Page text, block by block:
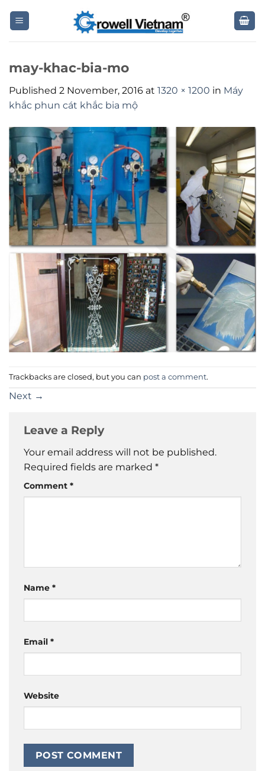
may-khac-bia-mo
Published 2 November, 2016 at 1320 × 1200 in Máy
khắc phun cát khắc bia mộ
Trackbacks are closed, but you can post a comment.
Next →
Leave a Reply
Your email address will not be published.
Required fields are marked *
Comment *
Name *
Email *
Website